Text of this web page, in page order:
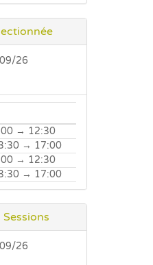
26
→ 12:30
→ 17:00
→ 12:30
→ 17:00
26